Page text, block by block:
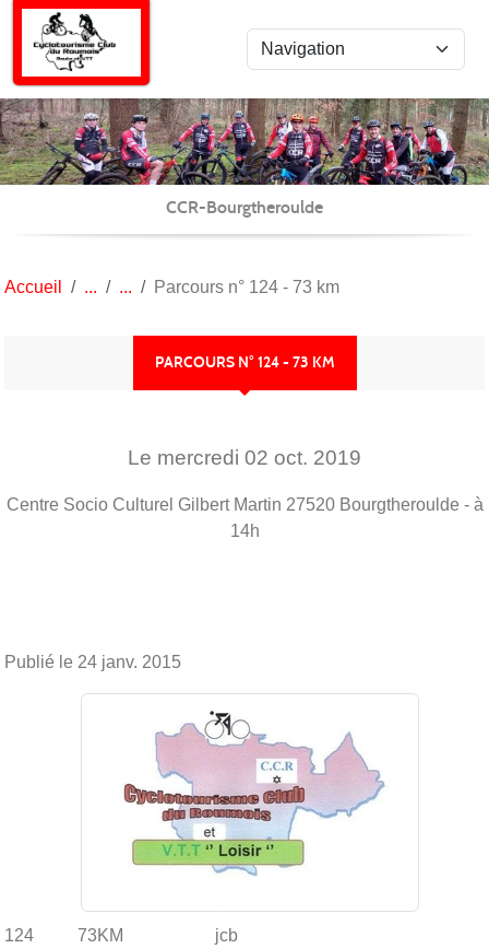
CCR-Bourgtheroulde
Accueil Parcours n° 124 - 73 km
PARCOURS N° 124 - 73 KM
Le mercredi 02 oct. 2019
Centre Socio Culturel Gilbert Martin 27520 Bourgtheroulde - à
14h
Publié le 24 janv. 2015
124 73KM jcb
Panneau de gestion des cookies